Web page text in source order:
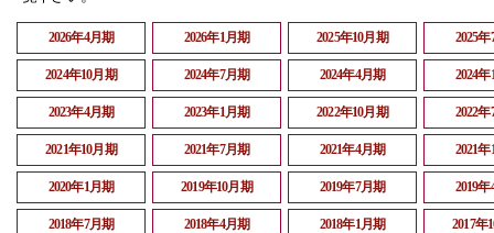
2026年4月期 2026年1月期 2025年10月期 2025
2024年10月期 2024年7月期 2024年4月期 2024
2023年4月期 2023年1月期 2022年10月期 2022
2021年10月期 2021年7月期 2021年4月期 2021
2020年1月期 2019年10月期 2019年7月期 2019
2018年7月期 2018年4月期 2018年1月期 2017年